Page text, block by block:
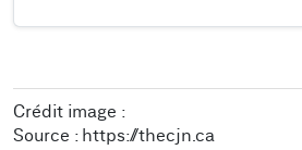
Crédit image :
Source : https://thecjn.ca